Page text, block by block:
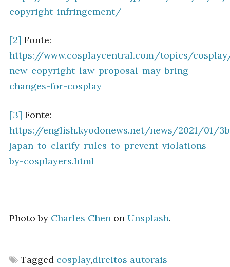
copyright-infringement/
[2] Fonte:
https://www.cosplaycentral.com/topics/
new-copyright-law-proposal-may-bring-
changes-for-cosplay
[3] Fonte:
https://english.kyodonews.net/news/2021/01/
japan-to-clarify-rules-to-prevent-violations-
by-cosplayers.html
Photo by Charles Chen on Unsplash.
Tagged cosplay,direitos autorais